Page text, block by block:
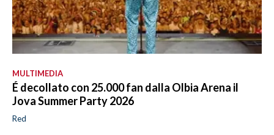
MULTIMEDIA
É decollato con 25.000 fan dalla Olbia Arena il
Jova Summer Party 2026
Red